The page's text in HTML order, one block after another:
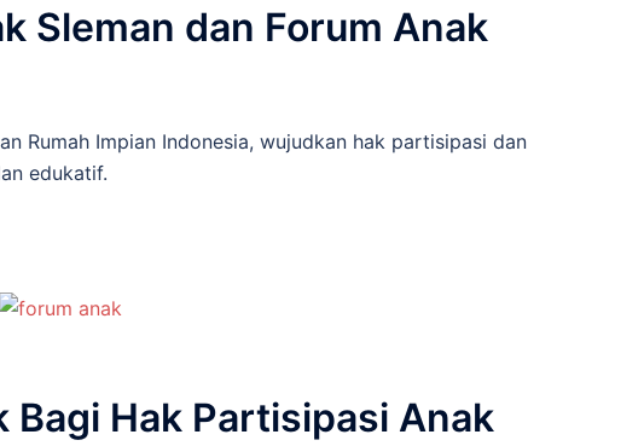
Sleman dan Forum Anak
Rumah Impian Indonesia, wujudkan hak partisipasi dan
edukatif.
Bagi Hak Partisipasi Anak